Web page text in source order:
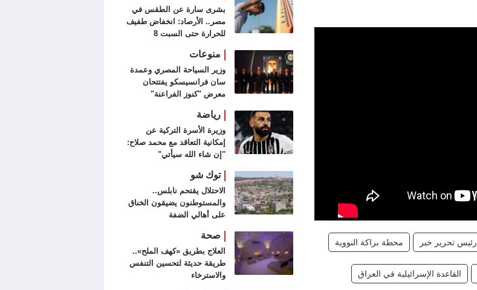
رئيس تحرير خبر محطة براكة النووية
القاعدة الإسرائيلية في العراق
بشرى سارة عن الطقس في
مصر.. الأرصاد: انخفاض طفيف
للحرارة حتى السبت 8
منوعات
وزير السياحة المصري وعمدة
سان فرانسيسكو يفتتحان
معرض "كنوز الفراعنة"
رياضة
وزيرة الأسرة التركية عن
إمكانية التعاقد مع محمد صلاح:
"إن شاء الله سيأتي"
توك شو
الاحتلال يقتحم نابلس..
والمستوطنون يضيقون الخناق
على أهالي الضفة
صحة
العلاج بطريق «كهف الملح»..
طريقة حديثة لتحسين التنفس
والاسترخاء